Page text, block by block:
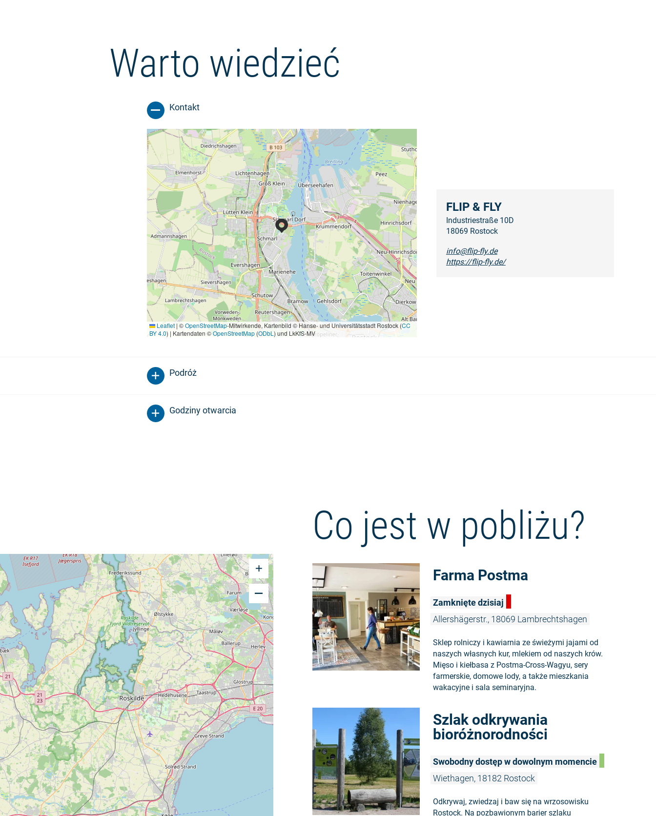
Warto wiedzieć
Kontakt
Leaflet | ©OpenStreetMap-Mitwirkende, Kartenbild © Hanse- und Universitätsstadt Rostock (CC
BY 4.0) | Kartendaten ©OpenStreetMap(ODbL ) und LkKfS-MV
FLIP & FLY
Industriestraße 10D
18069 Rostock
info@flip-fly.de
https://flip-fly.de/
Podróż
Godziny otwarcia
Co jest w pobliżu?
©
Farma Postma
Zamknięte dzisiaj
Allershägerstr., 18069 Lambrechtshagen
Sklep rolniczy i kawiarnia ze świeżymi jajami od
naszych własnych kur, mlekiem od naszych krów.
Mięso i kiełbasa z Postma-Cross-Wagyu, sery
farmerskie, domowe lody, a także mieszkania
wakacyjne i sala seminaryjna.
Szlak odkrywania
bioróżnorodności
Swobodny dostęp w dowolnym momencie
Wiethagen, 18182 Rostock
Odkrywaj, zwiedzaj i baw się na wrzosowisku
Rostock. Na pozbawionym barier szlaku